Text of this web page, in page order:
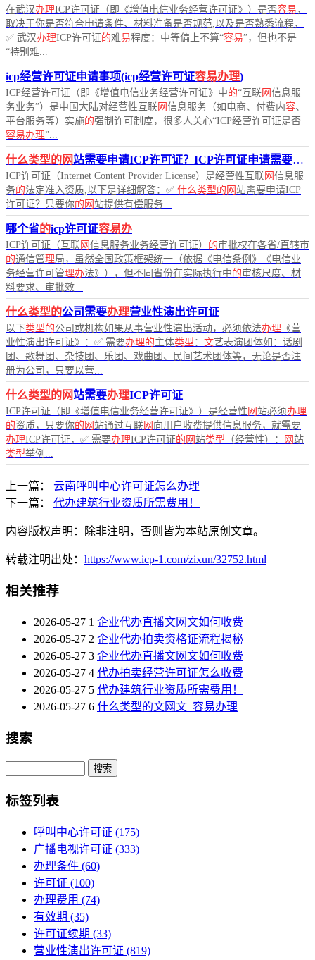
在武汉办理ICP许可证（即《增值电信业务经营许可证》）是否容易 ，
取决于你是否符合申请条件、材料准备是否规范,以及是否熟悉流程，
✅ 武汉办理ICP许可证的难易程度：中等偏上不算“容易”，但也不是
“特别难...
icp经营许可证申请事项(icp经营许可证容易办理)
ICP经营许可证（即《增值电信业务经营许可证》中的“互联网 信息服
务业务”）是中国大陆对经营性互联网 信息服务（如电商、付费内容、
平台服务等）实施的强制许可制度，很多人关心“ICP经营许可证是否
容易办理”...
什么类型的网站需要申请ICP许可证？ICP许可证申请需要什么
ICP许可证（Internet Content Provider License）是经营性互联网 信息服
务的法定准入资质,以下是详细解答：✅ 什么类型的网 站需要申请ICP
许可证？只要你的网 站提供有偿服务...
哪个省的icp许可证容易办
ICP许可证（互联网 信息服务业务经营许可证） 的审批权在各省/直辖市
的通信管理局，虽然全国政策框架统一（依据《电信条例》《电信业
务经营许可管理办法》），但不同省份在实际执行中的审核尺度、材
料要求、审批效...
什么类型的公司需要办理营业性演出许可证
以下类型的公司或机构如果从事营业性演出活动，必须依法办理 《营
业性演出许可证》：✅ 需要办理的主体类型 ： 文艺表演团体如：话剧
团、歌舞团、杂技团、乐团、戏曲团、民间艺术团体等，无论是否注
册为公司，只要以营...
什么类型的网站需要办理ICP许可证
ICP许可证（即《增值电信业务经营许可证》）是经营性 网 站必须办理
的资质，只要你的网 站通过互联网 向用户收费提供信息服务，就需要
办理ICP许可证，✅ 需要办理ICP许可证的网 站类型 （经营性）： 网 站
类型举例...
上一篇：
云南呼叫中心许可证怎么办理
下一篇：
代办建筑行业资质所需费用！
内容版权声明：除非注明，否则皆为本站原创文章。
转载注明出处： https://www.icp-1.com/zixun/32752.html
相关推荐
2026-05-27 1 企业代办直播文网文如何收费
2026-05-27 2 企业代办拍卖资格证流程揭秘
2026-05-27 3 企业代办直播文网文如何收费
2026-05-27 4 代办拍卖经营许可证怎么收费
2026-05-27 5 代办建筑行业资质所需费用！
2026-05-27 6 什么类型的文网文_容易办理
搜索
Search
标签列表
呼叫中心许可证 (175)
广播电视许可证 (333)
办理条件 (60)
许可证 (100)
办理费用 (74)
有效期 (35)
许可证续期 (33)
营业性演出许可证 (819)